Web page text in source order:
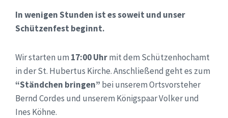
In wenigen Stunden ist es soweit und unser
Schützenfest beginnt.
Wir starten um 17:00 Uhrmit dem Schützenhochamt
in der St. Hubertus Kirche. Anschließend geht es zum
“Ständchen bringen” bei unserem Ortsvorsteher
Bernd Cordes und unserem Königspaar Volker und
Ines Köhne.